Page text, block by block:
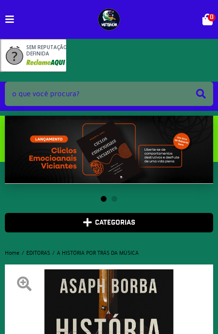
SEM REPUTAÇÃO
DEFINIDA
0
CATEGORIAS
Home EDITORAS A HISTÓRIA POR TRÁS DA MÚSICA